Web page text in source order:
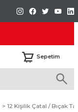
Sepetim
12 Kişilik Çatal / Bıçak